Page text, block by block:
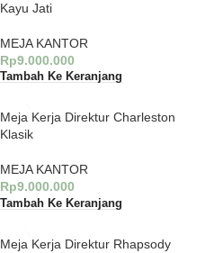
Kayu Jati
MEJA KANTOR
Rp9.000.000
Tambah Ke Keranjang
Meja Kerja Direktur Charleston
Klasik
MEJA KANTOR
Rp9.000.000
Tambah Ke Keranjang
Meja Kerja Direktur Rhapsody